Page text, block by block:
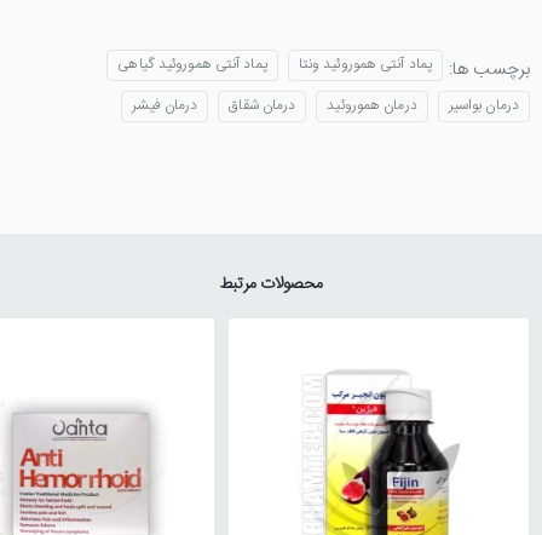
برچسب ها: پماد آنتی هموروئید ونتا
پماد آنتی هموروئید گیاهی
درمان بواسیر
درمان هموروئید درمان شقاق درمان فیشر
محصولات مرتبط